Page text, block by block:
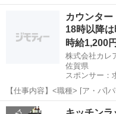
つけさせていただきました。
が 動きません。男性の力では
かがですか？ 磨けば...
佐賀駅
カウンタ
18時以降
時給1,200
株式会社カレ
佐賀県
スポンサー：
【仕事内容】<職種> [ア・パ]
態> アルバイト・パート <給
アルバイト・パート